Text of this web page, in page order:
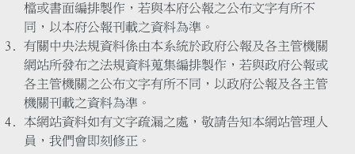
檔或書面編排製作，若與本府公報之公布文字有所不
同，以本府公報刊載之資料為準。
有關中央法規資料係由本系統於政府公報及各主管機關
網站所發布之法規資料蒐集編排製作，若與政府公報或
各主管機關之公布文字有所不同，以政府公報及各主管
機關刊載之資料為準。
本網站資料如有文字疏漏之處，敬請告知本網站管理人
員，我們會即刻修正。